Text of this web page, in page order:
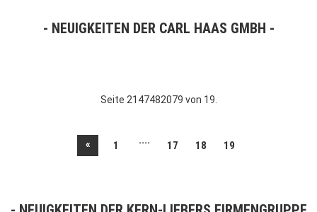
NEUIGKEITEN DER CARL HAAS GMBH
Seite 2147482079 von 19.
« 1 .... 17 18 19